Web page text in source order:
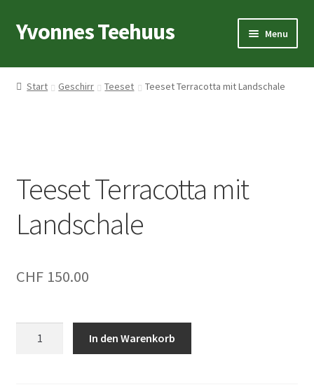
Skip
to
Skip
to
Yvonnes Teehuus Menu
Startseite
Geschirr
Geschenkideen
Start Geschirr Teeset Teeset Terracotta mit Landschale
Teeset Terracotta mit
Landschale
CHF150.00
In den Warenkorb